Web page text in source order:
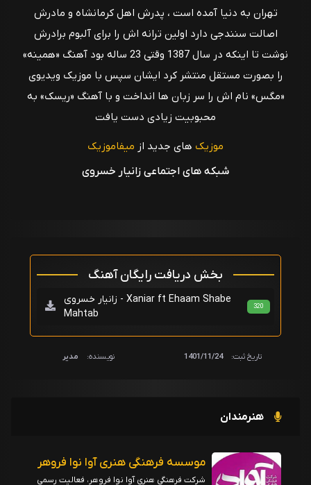
تهران به دنیا آمده است ، پدرش اهل کرمانشاه و مادرش
اصالت سنندجی دارد اولین ترانه اش را برای آلبوم برادرش
نوشت تا اینکه در سال 1387 وقتی 23 ساله بود آهنگ «همینه»
را بصورت مستقل منتشر کرد ایشان سپس با موزیک ویدیوی
«مگس» نام اش را سر زبان ها انداخت و با آهنگ «ریسک» به
محبوبیت زیادی دست یافت
موزیک های جدید از میفاموزیک
شبکه های اجتماعی زانیار خسروی
بخش دریافت رایگان آهنگ
زانیار خسروی - Xaniar ft Ehaam Shabe
Mahtab
320
تاریخ ثبت: 1401/11/24 نویسنده: مدیر
هنرمندان
موسسه فرهنگی هنری آوا نوا فروهر
شرکت فرهنگی هنری آوا نوا فروهر، فعالیت رسمی